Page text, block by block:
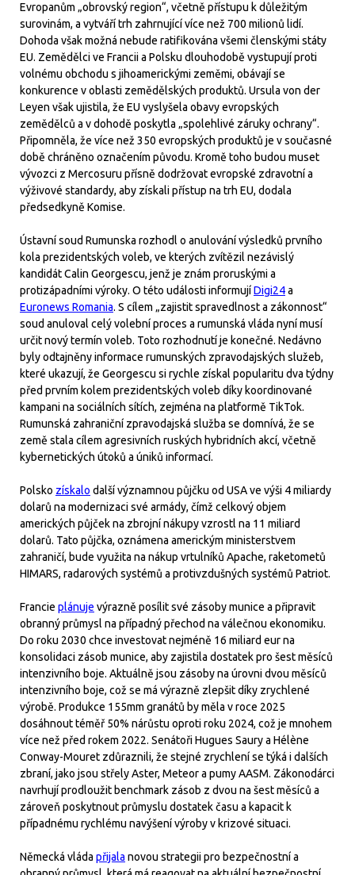
Evropanům „obrovský region“, včetně přístupu k důležitým
surovinám, a vytváří trh zahrnující více než 700 milionů lidí.
Dohoda však možná nebude ratifikována všemi členskými státy
EU. Zemědělci ve Francii a Polsku dlouhodobě vystupují proti
volnému obchodu s jihoamerickými zeměmi, obávají se
konkurence v oblasti zemědělských produktů. Ursula von der
Leyen však ujistila, že EU vyslyšela obavy evropských
zemědělců a v dohodě poskytla „spolehlivé záruky ochrany“.
Připomněla, že více než 350 evropských produktů je v současné
době chráněno označením původu. Kromě toho budou muset
vývozci z Mercosuru přísně dodržovat evropské zdravotní a
výživové standardy, aby získali přístup na trh EU, dodala
předsedkyně Komise.
Ústavní soud Rumunska rozhodl o anulování výsledků prvního
kola prezidentských voleb, ve kterých zvítězil nezávislý
kandidát Calin Georgescu, jenž je znám proruskými a
protizápadními výroky. O této události informujíDigi24a
Euronews Romania. S cílem „zajistit spravedlnost a zákonnost“
soud anuloval celý volební proces a rumunská vláda nyní musí
určit nový termín voleb. Toto rozhodnutí je konečné. Nedávno
byly odtajněny informace rumunských zpravodajských služeb,
které ukazují, že Georgescu si rychle získal popularitu dva týdny
před prvním kolem prezidentských voleb díky koordinované
kampani na sociálních sítích, zejména na platformě TikTok.
Rumunská zahraniční zpravodajská služba se domnívá, že se
země stala cílem agresivních ruských hybridních akcí, včetně
kybernetických útoků a úniků informací.
Polsko získalo další významnou půjčku od USA ve výši 4 miliardy
dolarů na modernizaci své armády, čímž celkový objem
amerických půjček na zbrojní nákupy vzrostl na 11 miliard
dolarů. Tato půjčka, oznámena americkým ministerstvem
zahraničí, bude využita na nákup vrtulníků Apache, raketometů
HIMARS, radarových systémů a protivzdušných systémů Patriot.
Francie plánuje výrazně posílit své zásoby munice a připravit
obranný průmysl na případný přechod na válečnou ekonomiku.
Do roku 2030 chce investovat nejméně 16 miliard eur na
konsolidaci zásob munice, aby zajistila dostatek pro šest měsíců
intenzivního boje. Aktuálně jsou zásoby na úrovni dvou měsíců
intenzivního boje, což se má výrazně zlepšit díky zrychlené
výrobě. Produkce 155mm granátů by měla v roce 2025
dosáhnout téměř 50% nárůstu oproti roku 2024, což je mnohem
více než před rokem 2022. Senátoři Hugues Saury a Hélène
Conway-Mouret zdůraznili, že stejné zrychlení se týká i dalších
zbraní, jako jsou střely Aster, Meteor a pumy AASM. Zákonodárci
navrhují prodloužit benchmark zásob z dvou na šest měsíců a
zároveň poskytnout průmyslu dostatek času a kapacit k
případnému rychlému navýšení výroby v krizové situaci.
Německá vláda přijala novou strategii pro bezpečnostní a